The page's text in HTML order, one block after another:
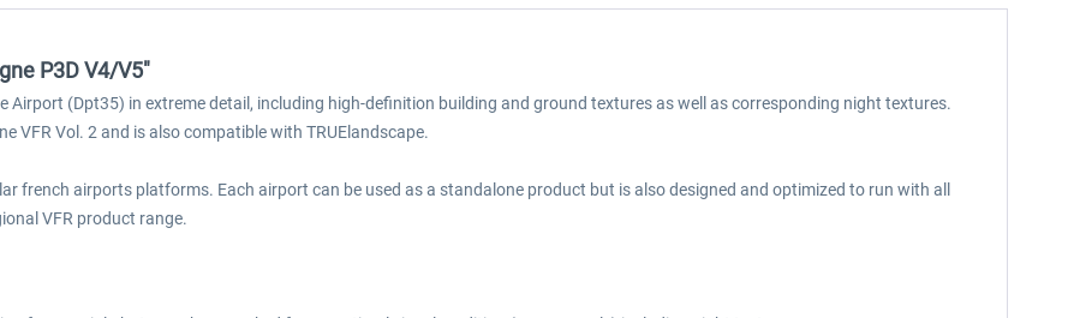
P3D V4/V5"
Airport (Dpt35) in extreme detail, including high-definition building and ground textures as well as corresponding night textures.
VFR Vol. 2 and is also compatible with TRUElandscape.
french airports platforms. Each airport can be used as a standalone product but is also designed and optimized to run with all
VFR product range.